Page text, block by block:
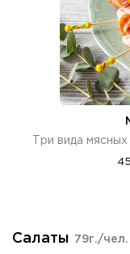
Три вида
Салаты 79г./чел.